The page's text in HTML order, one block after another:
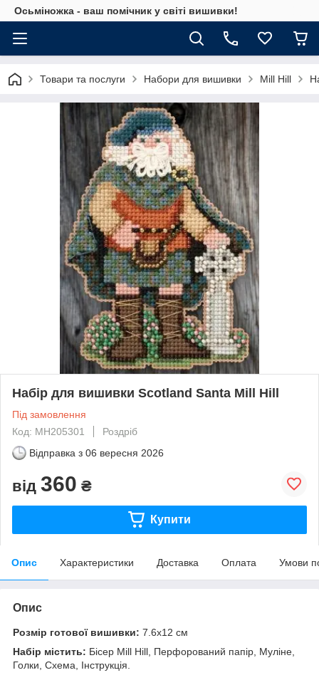
Осьміножка - ваш помічник у світі вишивки!
Товари та послуги Набори для вишивки Mill Hill
Набір для вишивки Scotland Santa Mill Hill
Під замовлення
Код: MH205301
Роздріб
Відправка з 06 вересня 2026
від 360 ₴
Купити
Опис Характеристики Доставка Оплата Умови
Опис
Розмір готової вишивки: 7.6х12 см
Набір містить: Бісер Mill Hill, Перфорований папір, Муліне,
Голки, Схема, Інструкція.